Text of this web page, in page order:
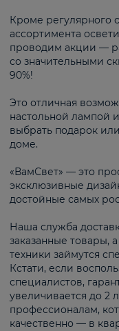
Кроме регулярного
ассортимента
проводим акции —
со значительными
90%!
Это отличная
настольной лампой
выбрать подарок
доме.
«ВамСвет» — это
эксклюзивные
достойные самых
Наша служба
заказанные товары,
техники займутся
Кстати, если
специалистов,
увеличивается до 2
профессионалам,
качественно — в